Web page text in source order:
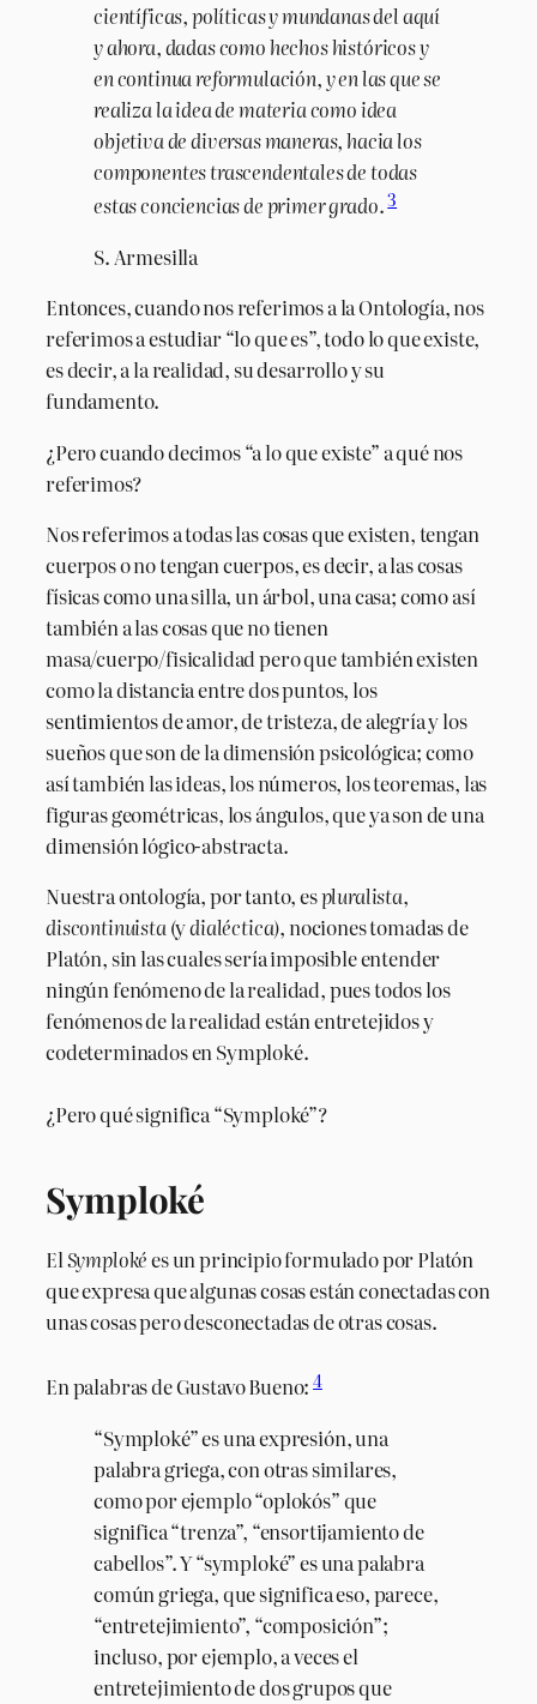
científicas, políticas y mundanas del aquí
y ahora, dadas como hechos históricos y
en continua reformulación, y en las que se
realiza la idea de materia como idea
objetiva de diversas maneras, hacia los
componentes trascendentales de todas
estas conciencias de primer grado.3
S. Armesilla
Entonces, cuando nos referimos a la Ontología, nos
referimos a estudiar “lo que es”, todo lo que existe,
es decir, a la realidad, su desarrollo y su
fundamento.
¿Pero cuando decimos “a lo que existe” a qué nos
referimos?
Nos referimos a todas las cosas que existen, tengan
cuerpos o no tengan cuerpos, es decir, a las cosas
físicas como una silla, un árbol, una casa; como así
también a las cosas que no tienen
masa/cuerpo/fisicalidad pero que también existen
como la distancia entre dos puntos, los
sentimientos de amor, de tristeza, de alegría y los
sueños que son de la dimensión psicológica; como
así también las ideas, los números, los teoremas, las
figuras geométricas, los ángulos, que ya son de una
dimensión lógico-abstracta.
Nuestra ontología, por tanto, espluralista,
discontinuista(ydialéctica), nociones tomadas de
Platón, sin las cuales sería imposible entender
ningún fenómeno de la realidad, pues todos los
fenómenos de la realidad están entretejidos y
codeterminados en Symploké.
¿Pero qué significa “Symploké”?
Symploké
ElSymplokées un principio formulado por Platón
que expresa que algunas cosas están conectadas con
unas cosas pero desconectadas de otras cosas.
En palabras de Gustavo Bueno:4
“Symploké” es una expresión, una
palabra griega, con otras similares,
como por ejemplo “oplokós” que
significa “trenza”, “ensortijamiento de
cabellos”. Y “symploké” es una palabra
común griega, que significa eso, parece,
“entretejimiento”, “composición”;
incluso, por ejemplo, a veces el
entretejimiento de dos grupos que